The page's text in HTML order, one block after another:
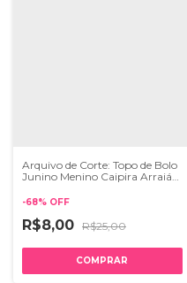
Arquivo de Corte: Topo de Bolo
Junino Menino Caipira Arraiá
-68% OFF
R$8,00 R$25,00